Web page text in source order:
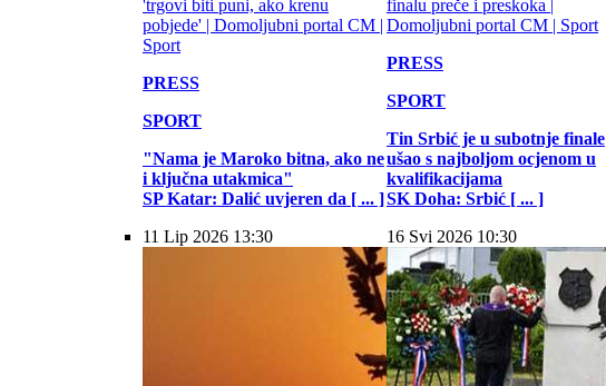
PRESS
SPORT
"Nama je Maroko bitna, ako ne
i ključna utakmica"
SP Katar: Dalić uvjeren da [ ... ]
PRESS
SPORT
Tin Srbić je u subotnje finale
ušao s najboljom ocjenom u
kvalifikacijama
SK Doha: Srbić [ ... ]
11 Lip 2026 13:30 16 Svi 2026 10:30